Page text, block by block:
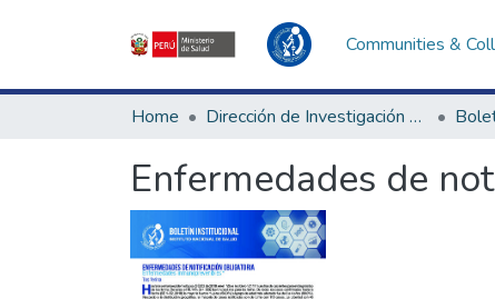
Communities &
Home Dirección de Investigación e Innovación en Salud
Enfermedades de